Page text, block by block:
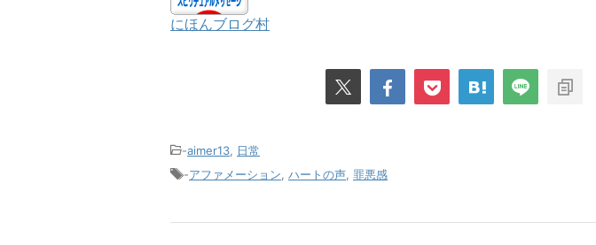
にほんブログ村
-aimer13
日常
-アファメーション ハートの声 罪悪感